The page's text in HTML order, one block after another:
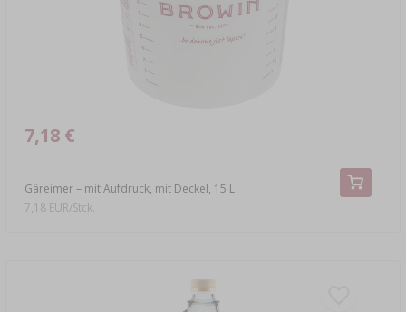
Gäreimer – mit Aufdruck, mit Deckel, 15 L
7,18 €
7,18 EUR/Stck.